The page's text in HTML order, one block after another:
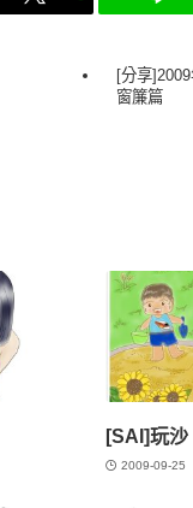
[分享
窗簾篇
[SAI]玩沙
2009-09-25